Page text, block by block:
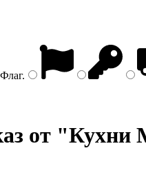
Флаг.
от "Кухни